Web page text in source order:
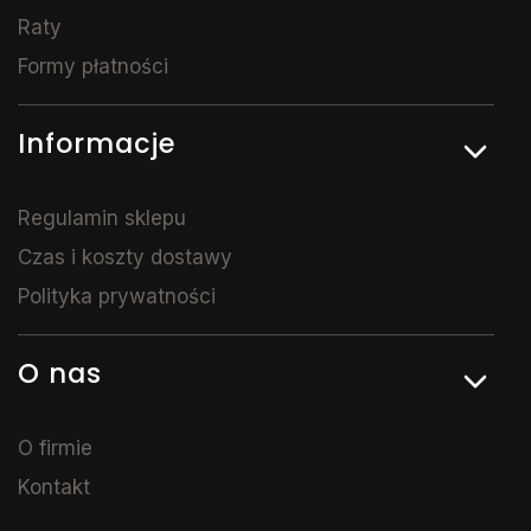
Raty
Formy płatności
Informacje
Regulamin sklepu
Czas i koszty dostawy
Polityka prywatności
O nas
O firmie
Kontakt